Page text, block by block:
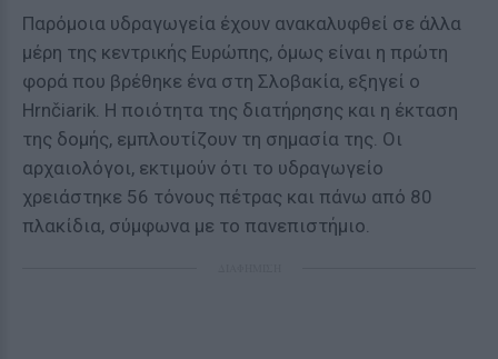
Παρόμοια υδραγωγεία έχουν ανακαλυφθεί σε άλλα
μέρη της κεντρικής Ευρώπης, όμως είναι η πρώτη
φορά που βρέθηκε ένα στη Σλοβακία, εξηγεί ο
Hrnčiarik. Η ποιότητα της διατήρησης και η έκταση
της δομής, εμπλουτίζουν τη σημασία της. Οι
αρχαιολόγοι, εκτιμούν ότι το υδραγωγείο
χρειάστηκε 56 τόνους πέτρας και πάνω από 80
πλακίδια, σύμφωνα με το πανεπιστήμιο.